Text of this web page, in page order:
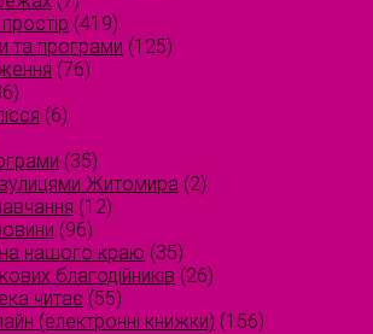
(419)
та програми (125)
(76)
(6)
(35)
Житомира (2)
(12)
(96)
нашого краю (35)
благодійників (26)
читає (55)
(електронні книжки) (156)